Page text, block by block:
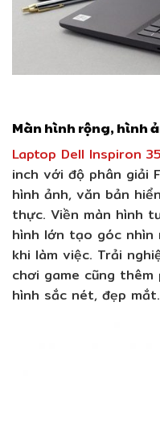
Màn hình rộng, hình
Laptop Dell Inspiron
inch với độ phân giải
hình ảnh, văn bản
thực. Viền màn hình
hình lớn tạo góc
khi làm việc. Trải
chơi game cũng
hình sắc nét, đẹp mắt.